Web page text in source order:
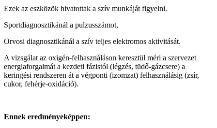
Ezek az eszközök hivatottak a szív munkáját figyelni.
Sportdiagnosztikánál a pulzusszámot,
Orvosi diagnosztikánál a szív teljes elektromos aktivitását.
A vizsgálat az oxigén-felhasználáson keresztül méri a szervezet
energiaforgalmát a kezdeti fázistól (légzés, tüdő-gázcsere) a
keringési rendszeren át a végponti (izomzat) felhasználásig (zsír,
cukor, fehérje-oxidáció).
Ennek eredményeképpen: